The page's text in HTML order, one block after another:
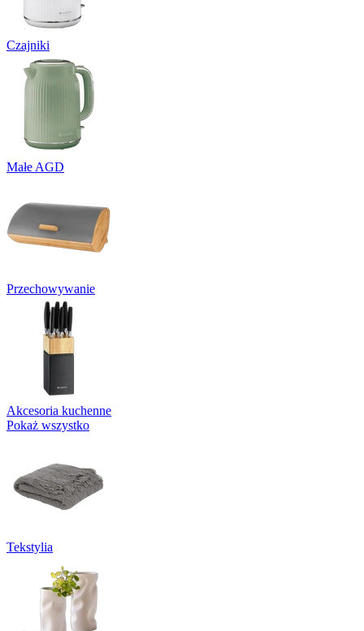
Czajniki
Małe AGD
Przechowywanie
Akcesoria kuchenne
Pokaż wszystko
Tekstylia